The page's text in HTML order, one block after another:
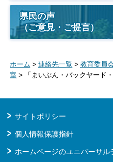
県民の声
（ご意見・ご提言）
ホーム > 連絡先一覧 > 教育委員
室 > 「まいぶん・バックヤード
サイトポリシー
個人情報保護指針
ホームページのユニバーサル